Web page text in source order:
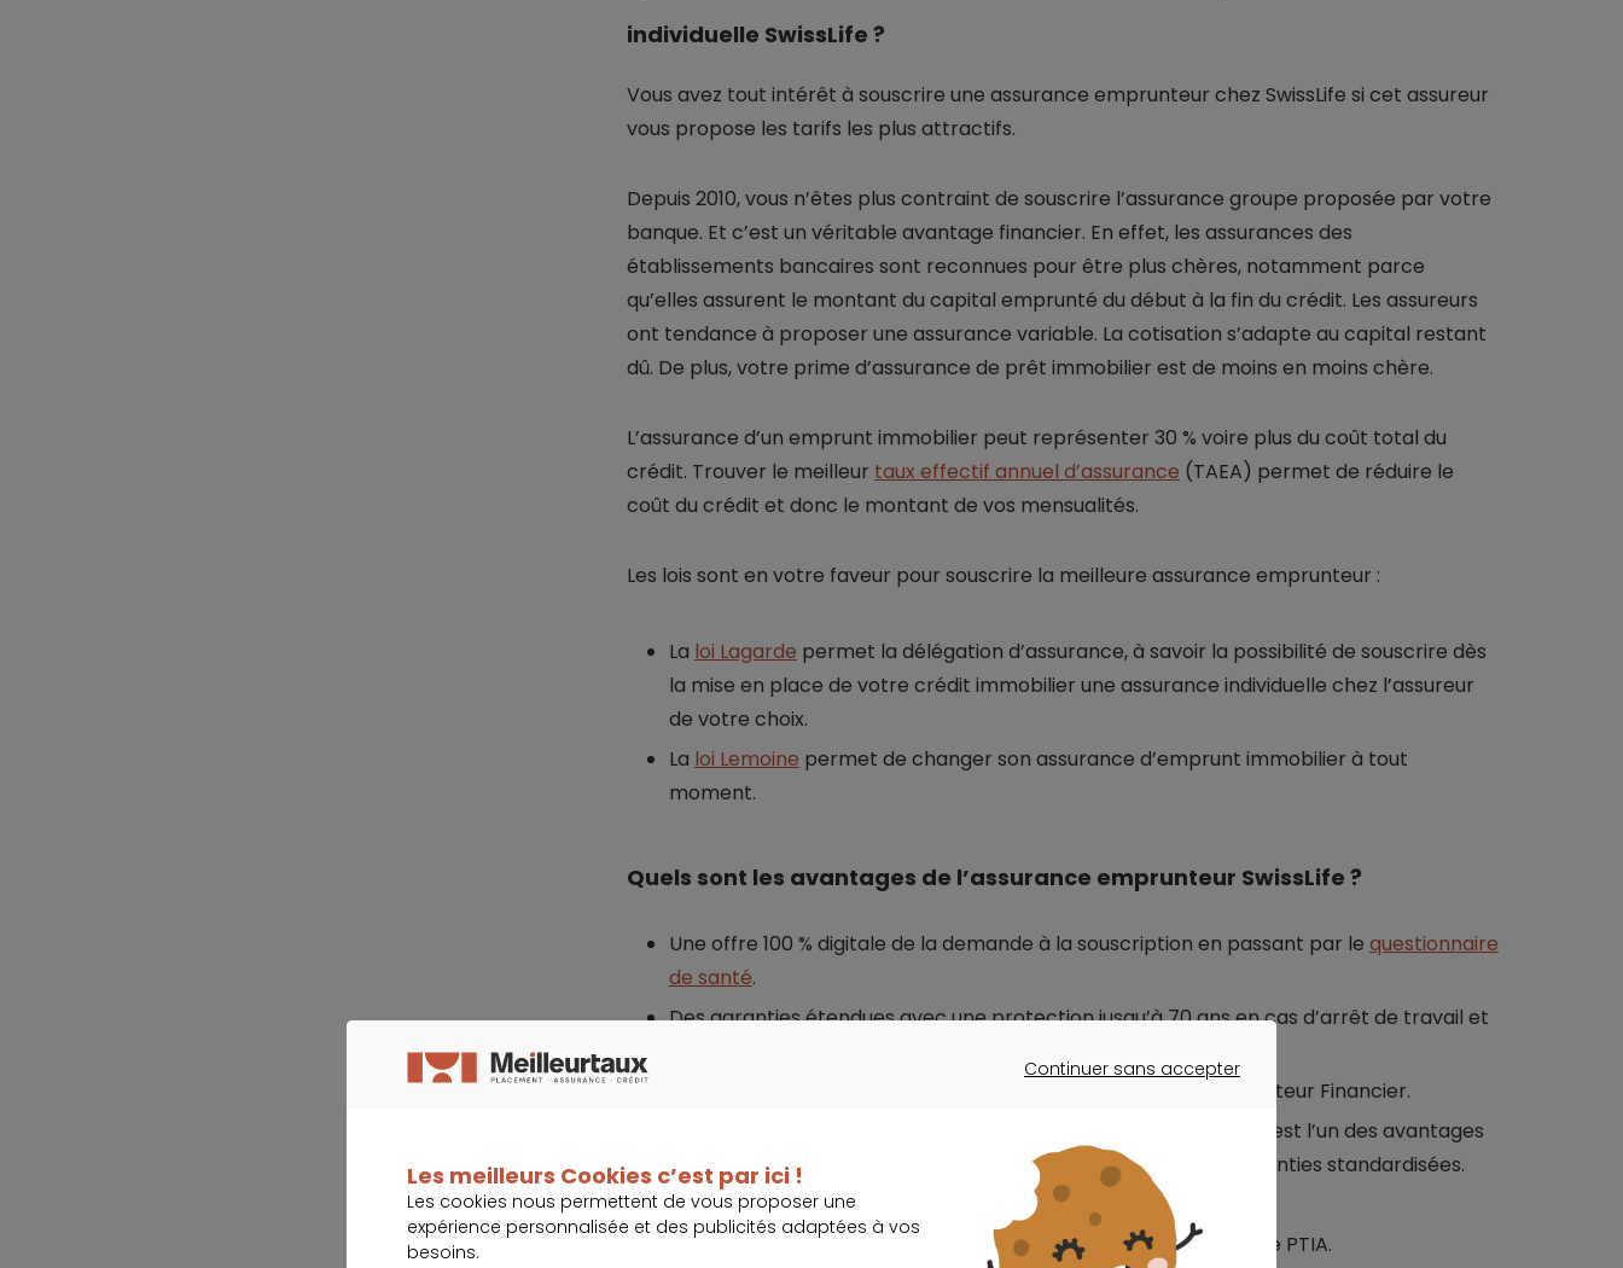
individuelle SwissLife ?
Vous avez tout intérêt à souscrire une assurance emprunteur chez SwissLife si cet assureur
vous propose les tarifs les plus attractifs.
Depuis 2010, vous n’êtes plus contraint de souscrire l’assurance groupe proposée par votre
banque. Et c’est un véritable avantage financier. En effet, les assurances des
établissements bancaires sont reconnues pour être plus chères, notamment parce
qu’elles assurent le montant du capital emprunté du début à la fin du crédit. Les assureurs
ont tendance à proposer une assurance variable. La cotisation s’adapte au capital restant
dû. De plus, votre prime d’assurance de prêt immobilier est de moins en moins chère.
L’assurance d’un emprunt immobilier peut représenter 30 % voire plus du coût total du
crédit. Trouver le meilleur taux effectif annuel d’assurance (TAEA) permet de réduire le
coût du crédit et donc le montant de vos mensualités.
Les lois sont en votre faveur pour souscrire la meilleure assurance emprunteur :
La loi Lagarde permet la délégation d’assurance, à savoir la possibilité de souscrire dès
la mise en place de votre crédit immobilier une assurance individuelle chez l’assureur
de votre choix.
La loi Lemoine permet de changer son assurance d’emprunt immobilier à tout
moment.
Quels sont les avantages de l’assurance emprunteur SwissLife ?
Une offre 100 % digitale de la demande à la souscription en passant par le questionnaire
de santé.
Des garanties étendues avec une protection jusqu’à 70 ans en cas d’arrêt de travail et
Un contrat qui répond aux critères du Comité Consultatif du Secteur Financier.
Une offre modulable avec différentes garanties optionnelles. C’est l’un des avantages
du contrat individuel par rapport au contrat de groupe aux garanties standardisées.
Une souscription possible en un seul rendez-vous.
Une couverture jusqu’à 50 millions d’euros en cas de décès ou de PTIA.
Continuer sans accepter
Les meilleurs Cookies c’est par ici !
Les cookies nous permettent de vous proposer une
expérience personnalisée et des publicités adaptées à vos
besoins.